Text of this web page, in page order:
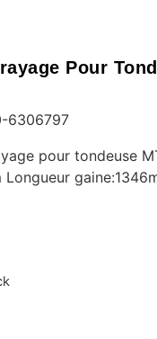
Pour
6306797
pour tondeuse
Longueur